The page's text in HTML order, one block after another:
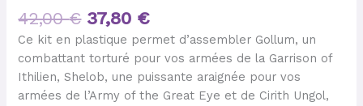
42,00€ 37,80 €
Ce kit en plastique permet d’assembler Gollum, un
combattant torturé pour vos armées de la Garrison of
Ithilien, Shelob, une puissante araignée pour vos
armées de l’Army of the Great Eye et de Cirith Ungol,